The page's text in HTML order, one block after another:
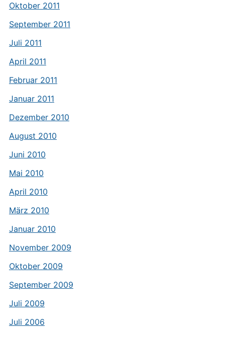
Oktober 2011
September 2011
Juli 2011
April 2011
Februar 2011
Januar 2011
Dezember 2010
August 2010
Juni 2010
Mai 2010
April 2010
März 2010
Januar 2010
November 2009
Oktober 2009
September 2009
Juli 2009
Juli 2006